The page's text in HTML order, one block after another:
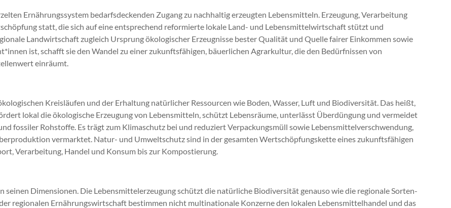
Ernährungssystem bedarfsdeckenden Zugang zu nachhaltig erzeugten Lebensmitteln. Erzeugung, Verarbeitung
statt, die sich auf eine entsprechend reformierte lokale Land- und Lebensmittelwirtschaft stützt und
Landwirtschaft zugleich Ursprung ökologischer Erzeugnisse bester Qualität und Quelle fairer Einkommen sowie
ist, schafft sie den Wandel zu einer zukunfts­fähigen, bäuerlichen Agrarkultur, die den Bedürfnissen von
einräumt.
Kreisläufen und der Erhaltung natürlicher Ressourcen wie Boden, Wasser, Luft und Biodiversität. Das heißt,
lokal die ökologische Erzeugung von Lebensmitteln, schützt Lebensräume, unterlässt Überdüngung und vermeidet
fossiler Rohstoffe. Es trägt zum Klimaschutz bei und reduziert Verpackungsmüll sowie Lebensmittelverschwendung,
vermarktet. Natur- und Umweltschutz sind in der gesamten Wertschöpfungskette eines zukunftsfähigen
Verarbeitung, Handel und Konsum bis zur Kompostierung.
Dimensionen. Die Lebensmittelerzeugung schützt die natürliche Biodiversität genauso wie die regionale Sorten-
regionalen Ernährungswirtschaft bestimmen nicht multinationale Konzerne den lokalen Lebensmittelhandel und das